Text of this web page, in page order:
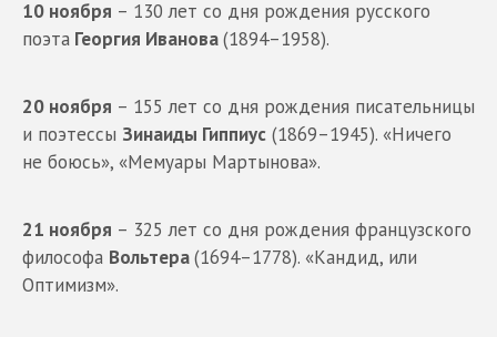
10 ноября – 130 лет со дня рождения русского
поэта Георгия Иванова(1894–1958).
20 ноября – 155 лет со дня рождения писательницы
и поэтессы Зинаиды Гиппиус (1869–1945). «Ничего
не боюсь», «Мемуары Мартынова».
21 ноября – 325 лет со дня рождения французского
философа Вольтера(1694–1778). «Кандид, или
Оптимизм».